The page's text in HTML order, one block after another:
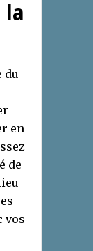
la
du
en
de
vos